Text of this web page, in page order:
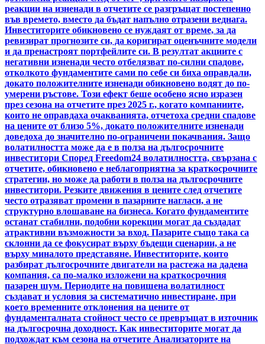
реакции на изненади в отчетите се разгръщат постепенно
във времето, вместо да бъдат напълно отразени веднага.
Инвеститорите обикновено се нуждаят от време, за да
ревизират прогнозите си, да коригират оценъчните модели
и да пренастроят портфейлите си. В резултат акциите с
негативни изненади често отбелязват по-силни спадове,
отколкото фундаментите сами по себе си биха оправдали,
докато положителните изненади обикновено водят до по-
умерени ръстове. Този ефект беше особено ясно изразен
през сезона на отчетите през 2025 г., когато компаниите,
които не оправдаха очакванията, отчетоха средни спадове
на цените от близо 5%, докато положителните изненади
доведоха до значително по-ограничени покачвания. Защо
волатилността може да е в полза на дългосрочните
инвеститори Според Freedom24 волатилността, свързана с
отчетите, обикновено е неблагоприятна за краткосрочните
стратегии, но може да работи в полза на дългосрочните
инвеститори. Резките движения в цените след отчетите
често отразяват промени в пазарните нагласи, а не
структурно влошаване на бизнеса. Когато фундаментите
останат стабилни, подобни корекции могат да създадат
атрактивни възможности за вход. Пазарите също така са
склонни да се фокусират върху бъдещи сценарии, а не
върху миналото представяне. Инвеститорите, които
разбират дългосрочните двигатели на растежа на дадена
компания, са по-малко изложени на краткосрочния
пазарен шум. Периодите на повишена волатилност
създават и условия за систематично инвестиране, при
което временните отклонения на цените от
фундаменталната стойност често се превръщат в източник
на дългосрочна доходност. Как инвеститорите могат да
подхождат към сезона на отчетите Анализаторите на